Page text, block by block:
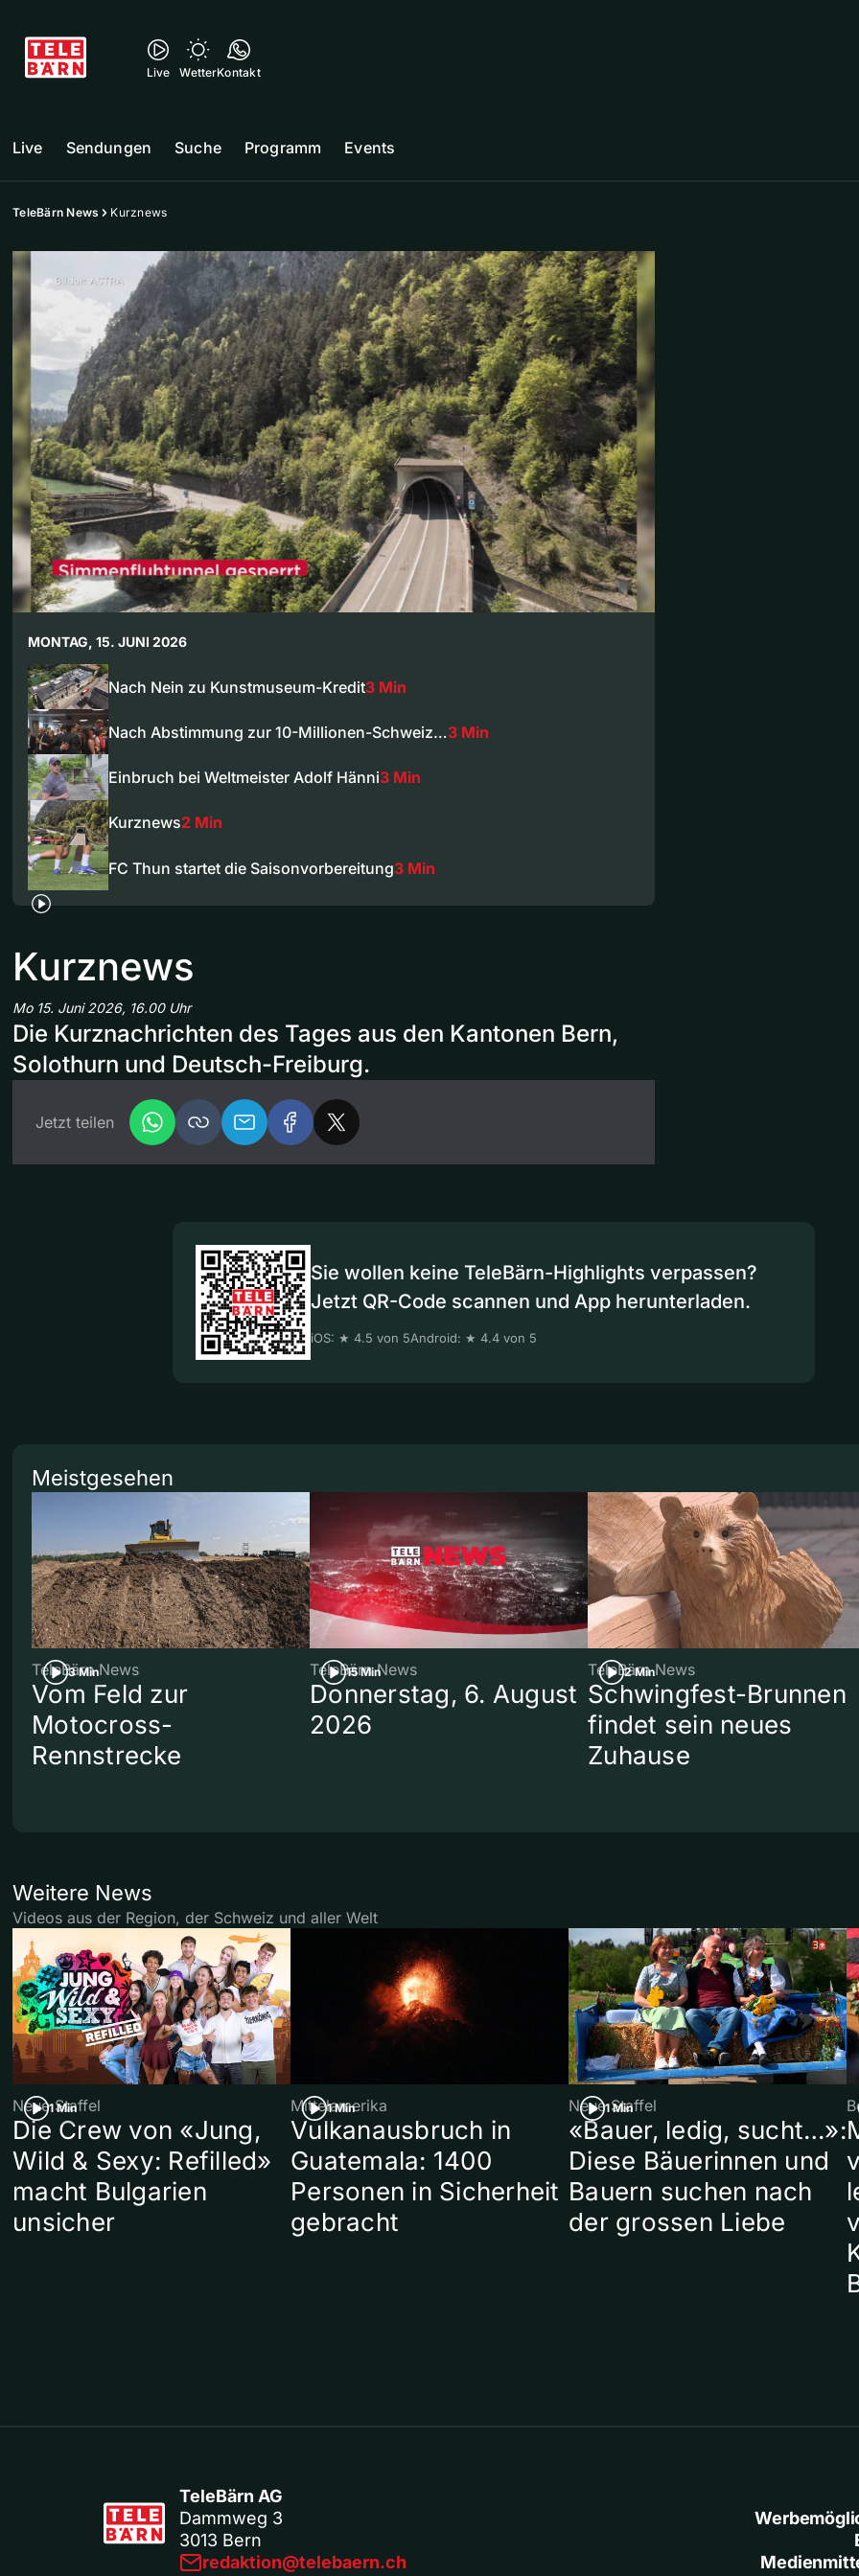
Live WetterKontakt
Live Sendungen Suche Programm Events
TeleBärn News Kurznews
MONTAG, 15. JUNI 2026
Nach Nein zu Kunstmuseum-Kredit3 Min
Nach Abstimmung zur 10-Millionen-Schweiz…3 Min
Einbruch bei Weltmeister Adolf Hänni3 Min
Kurznews2 Min
FC Thun startet die Saisonvorbereitung3 Min
Kurznews
Mo 15. Juni 2026, 16.00 Uhr
Die Kurznachrichten des Tages aus den Kantonen Bern,
Solothurn und Deutsch-Freiburg.
Jetzt teilen
Sie wollen keine TeleBärn-Highlights verpassen?
Jetzt QR-Code scannen und App herunterladen.
iOS: ★ 4.5 von 5Android: ★ 4.4 von 5
Meistgesehen
3 Min
TeleBärn News
Vom Feld zur
Motocross-
Rennstrecke
15 Min
TeleBärn News
Donnerstag, 6. August
2026
2 Min
TeleBärn News
Schwingfest-Brunnen
findet sein neues
Zuhause
Weitere News
Videos aus der Region, der Schweiz und aller Welt
1 Min
Neue Staffel
Die Crew von «Jung,
Wild & Sexy: Refilled»
macht Bulgarien
unsicher
1 Min
Mittelamerika
Vulkanausbruch in
Guatemala: 1400
Personen in Sicherheit
gebracht
1 Min
Neue Staffel
«Bauer, ledig, sucht…»:
Diese Bäuerinnen und
Bauern suchen nach
der grossen Liebe
TeleBärn AG
Dammweg 3
3013 Bern
redaktion@telebaern.ch